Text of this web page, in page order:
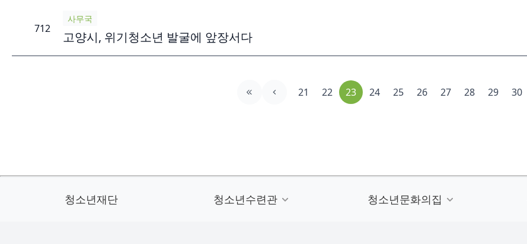
712
사무국
고양시, 위기청소년 발굴에 앞장서다
21 22 23 24 25 26 27 28 29 30
청소년재단 청소년수련관 청소년문화의집